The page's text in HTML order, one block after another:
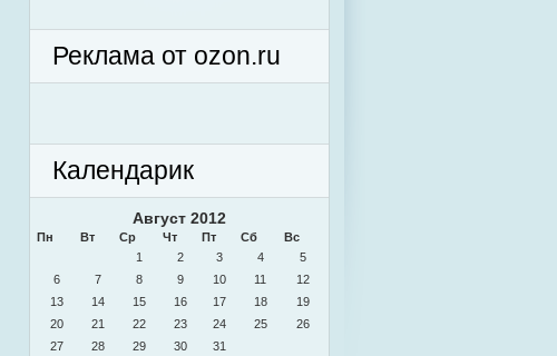
Реклама от ozon.ru
Календарик
Август 2012
Пн Вт Ср Чт Пт Сб
Вс
1
2 3 4
5
6
7 8 9 10 11
12
13
14 15 16 17 18
19
20
21 22 23 24 25
26
27
28 29 30
31